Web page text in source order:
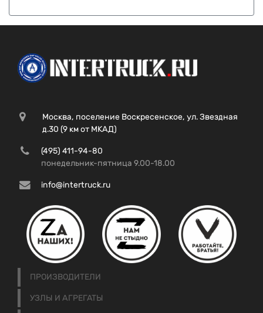
Москва, поселение Воскресенское, ул. Звездная
д.30 (9 км от МКАД)
(495) 411-94-80
понедельник-пятница 9.00-18.00
info@intertruck.ru
ПРОИЗВОДИТЕЛИ
УЗЛЫ И АГРЕГАТЫ